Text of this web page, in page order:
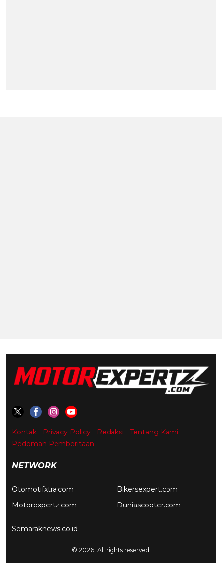
Kontak Privacy Policy Redaksi
Tentang Kami
Pedoman Pemberitaan
NETWORK
Otomotifxtra.com
Motorexpertz.com
Bikersexpert.com
Duniascooter.com
Semaraknews.co.id
© 2026. All rights reserved.